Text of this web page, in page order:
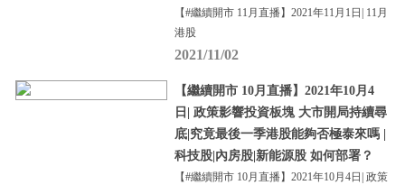
【#繼續開市 11月直播】2021年11月1日| 11月
港股
2021/11/02
【繼續開市 10月直播】2021年10月4
日| 政策影響投資板塊 大市開局持續尋
底|究竟最後一季港股能夠否極泰來嗎 |
科技股|內房股|新能源股 如何部署？
【#繼續開市 10月直播】2021年10月4日| 政策